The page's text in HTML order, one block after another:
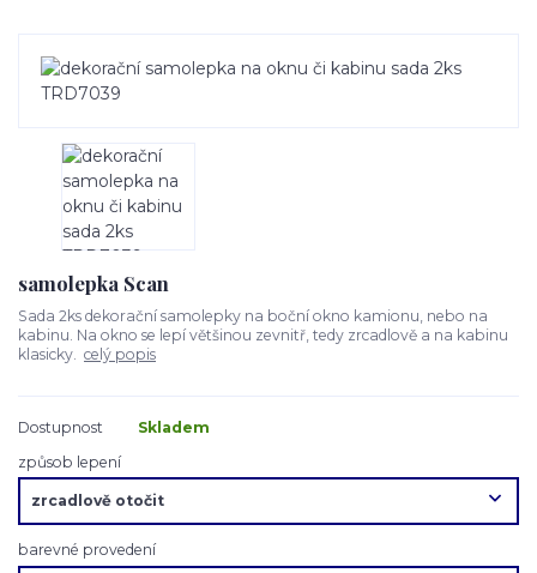
samolepka Scan
Sada 2ks dekorační samolepky na boční okno kamionu, nebo na
kabinu. Na okno se lepí většinou zevnitř, tedy zrcadlově a na kabinu
klasicky. celý popis
Dostupnost
Skladem
způsob lepení
barevné provedení